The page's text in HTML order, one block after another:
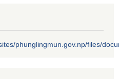
phunglingmun.gov.np/files/